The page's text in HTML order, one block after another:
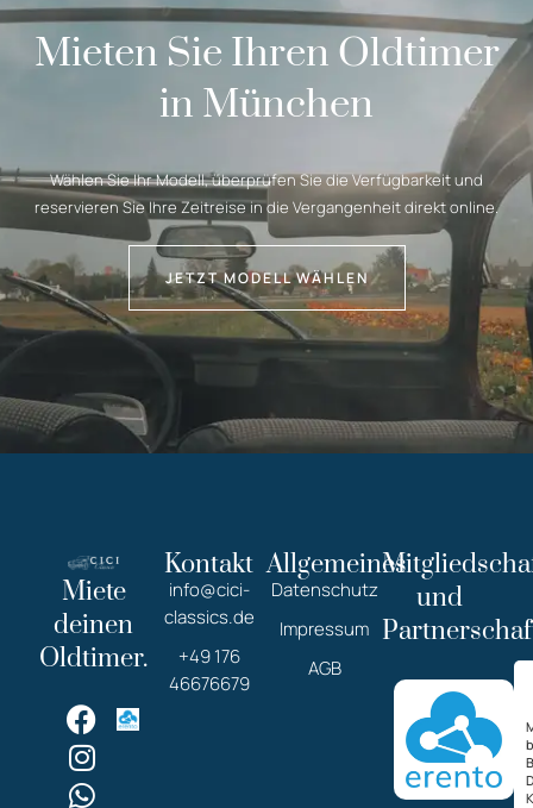
Mieten Sie Ihren Oldtimer
in München
Wählen Sie Ihr Modell, überprüfen Sie die Verfügbarkeit und
reservieren Sie Ihre Zeitreise in die Vergangenheit direkt online.
JETZT MODELL WÄHLEN
Miete
deinen
Oldtimer.
Kontakt
info@cici-
classics.de
+49 176
46676679
Allgemeines
Datenschutz
Impressum
AGB
und